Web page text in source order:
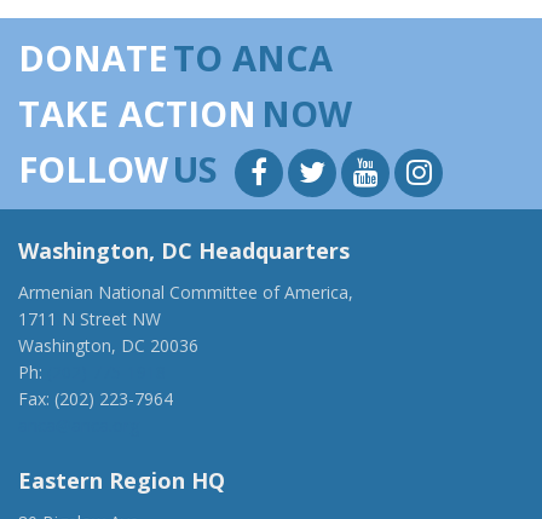
DONATETO ANCA
TAKE ACTION NOW
FOLLOWUS
Washington, DC Headquarters
Armenian National Committee of America,
1711 N Street NW
Washington, DC 20036
Ph:
Fax: (202) 223-7964
Eastern Region HQ